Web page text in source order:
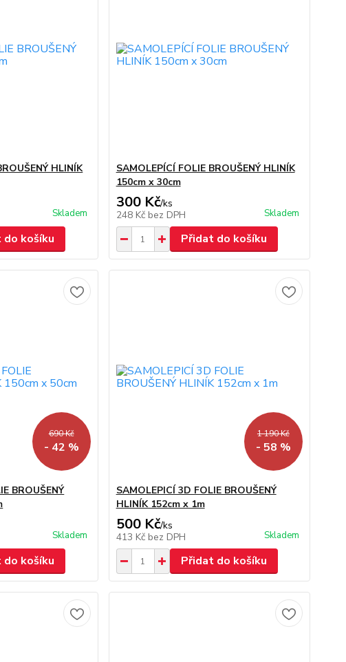
HLINÍK
Skladem
do košíku
SAMOLEPÍCÍ FOLIE BROUŠENÝ HLINÍK
150cm x 30cm
300 Kč/ks
248 Kč bez DPH Skladem
Přidat do košíku
690 Kč
- 42 %
BROUŠENÝ
Skladem
do košíku
1 190 Kč
- 58 %
SAMOLEPICÍ 3D FOLIE BROUŠENÝ
HLINÍK 152cm x 1m
500 Kč/ks
413 Kč bez DPH Skladem
Přidat do košíku